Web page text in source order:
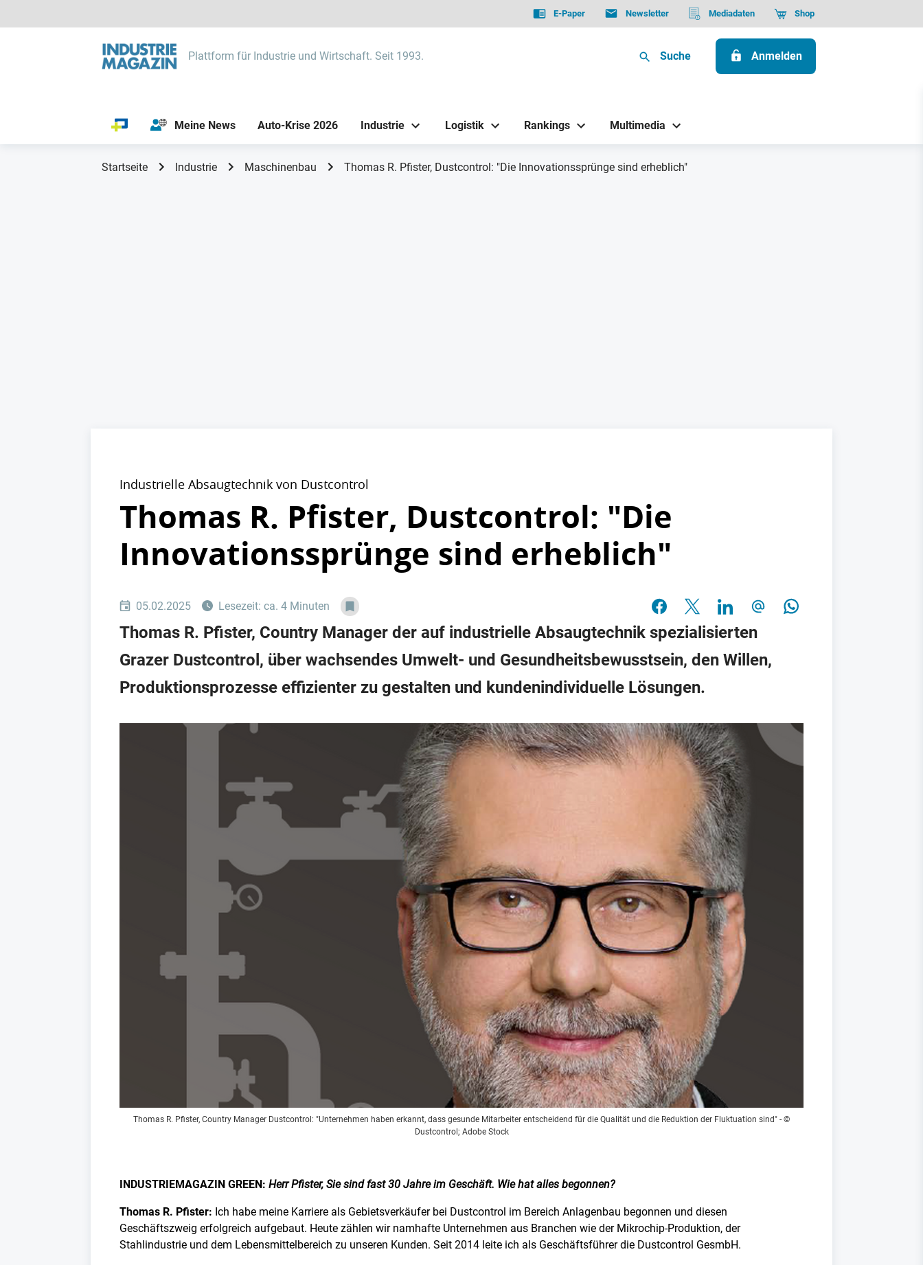
E-Paper Newsletter Mediadaten Shop
Plattform für Industrie und Wirtschaft. Seit 1993. Suche Anmelden
Meine News Auto-Krise 2026 Industrie Logistik Rankings Multimedia
Startseite Industrie Maschinenbau Thomas R. Pfister, Dustcontrol: "Die Innovationssprünge sind erheblich"
Industrielle Absaugtechnik von Dustcontrol
Thomas R. Pfister, Dustcontrol: "Die
Innovationssprünge sind erheblich"
05.02.2025 Lesezeit: ca. 4 Minuten
Thomas R. Pfister, Country Manager der auf industrielle Absaugtechnik spezialisierten
Grazer Dustcontrol, über wachsendes Umwelt- und Gesundheitsbewusstsein, den Willen,
Produktionsprozesse effizienter zu gestalten und kundenindividuelle Lösungen.
Thomas R. Pfister, Country Manager Dustcontrol: "Unternehmen haben erkannt, dass gesunde Mitarbeiter entscheidend für die Qualität und die Reduktion der Fluktuation sind" - ©
Dustcontrol; Adobe Stock
INDUSTRIEMAGAZIN GREEN: Herr Pfister, Sie sind fast 30 Jahre im Geschäft. Wie hat alles begonnen?
Thomas R. Pfister: Ich habe meine Karriere als Gebietsverkäufer bei Dustcontrol im Bereich Anlagenbau begonnen und diesen
Geschäftszweig erfolgreich aufgebaut. Heute zählen wir namhafte Unternehmen aus Branchen wie der Mikrochip-Produktion, der
Stahlindustrie und dem Lebensmittelbereich zu unseren Kunden. Seit 2014 leite ich als Geschäftsführer die Dustcontrol GesmbH.